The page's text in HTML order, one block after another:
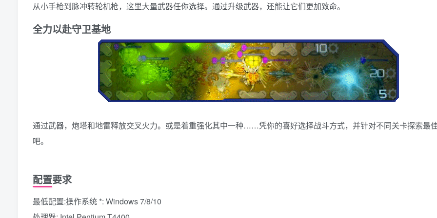
从小手枪到脉冲转轮机枪，这里大量武器任你选择。通过升级武器，还能让它们更加致命。
全力以赴守卫基地
通过武器，炮塔和地雷释放交叉火力。或是着重强化其中一种……凭你的喜好选择战斗方式，并针对不同关卡探索最
吧。
配置要求
最低配置:操作系统 *: Windows 7/8/10